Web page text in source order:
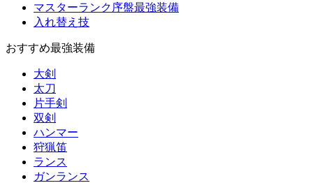
マスターランク序盤最強装備
入れ替え技
おすすめ最強装備
大剣
太刀
片手剣
双剣
ハンマー
狩猟笛
ランス
ガンランス